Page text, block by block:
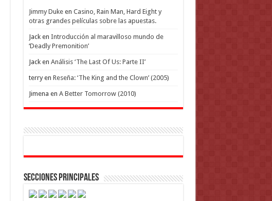
Jimmy Dukeen Casino, Rain Man, Hard Eight y
otras grandes películas sobre las apuestas.
Jacken Introducción al maravilloso mundo de
‘Deadly Premonition’
Jacken Análisis ‘The Last Of Us: Parte II’
terryen Reseña: ‘The King and the Clown’ (2005)
Jimena en A Better Tomorrow (2010)
Secciones Principales